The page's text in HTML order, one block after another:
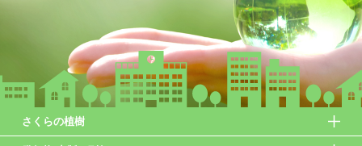
さくらの植樹